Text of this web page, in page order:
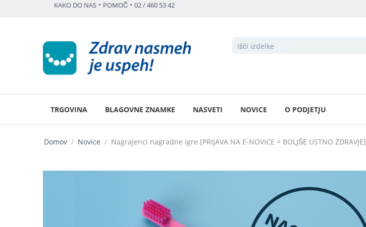
KAKO DO NAS • POMOČ • 02 / 460 53 42
TRGOVINA BLAGOVNE ZNAMKE NASVETI NOVICE O PODJETJU
Domov / Novice / Nagrajenci nagradne igre [PRIJAVA NA E-NOVICE = BOLJŠE USTNO ZDRAVJE]